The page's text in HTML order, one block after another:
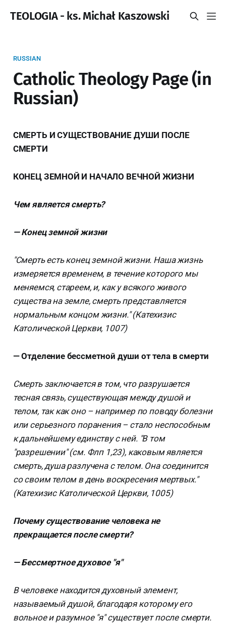
TEOLOGIA - ks. Michał Kaszowski
RUSSIAN
Catholic Theology Page (in
Russian)
СМЕРТЬ И СУЩЕСТВОВАНИЕ ДУШИ ПОСЛЕ
СМЕРТИ
КОНЕЦ ЗЕМНОЙ И НАЧАЛО ВЕЧНОЙ ЖИЗНИ
Чем является смерть?
— Конец земной жизни
"Смерть есть конец земной жизни. Наша жизнь
измеряется временем, в течение которого мы
меняемся, стареем, и, как у всякого живого
существа на земле, смерть представляется
нормальным концом жизни." (Катехизис
Католической Церкви, 1007)
— Отделение бессметной души от тела в смерти
Смерть заключается в том, что разрушается
тесная связь, существующая между душой и
телом, так как оно – например по поводу болезни
или серьезного поранения – стало неспособным
к дальнейшему единству с ней. "В том
"разрешении" (см. Флп 1,23), каковым является
смерть, душа разлучена с телом. Она соединится
со своим телом в день воскресения мертвых."
(Катехизис Католической Церкви, 1005)
Почему существование человека не
прекращается после смерти?
— Бессмертное духовое "я"
В человеке находится духовный элемент,
называемый душой, благодаря которому его
вольное и разумное "я" существует после смерти.